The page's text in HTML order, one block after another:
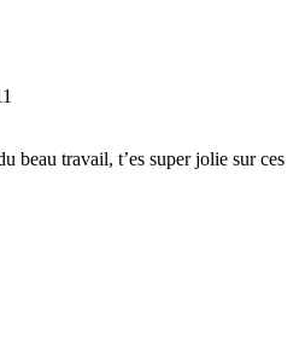
beau travail, t’es super jolie sur ces